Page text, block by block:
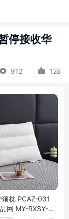
停接收华
912 128
颈枕 PCAZ-031
网 MY-RXSY-